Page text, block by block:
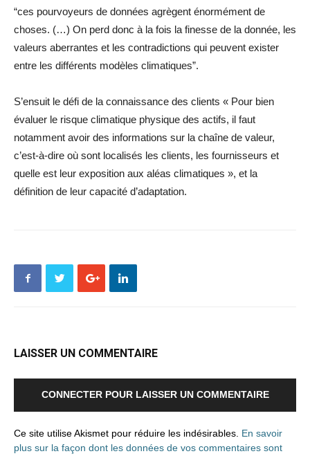
“ces pourvoyeurs de données agrègent énormément de
choses. (…) On perd donc à la fois la finesse de la donnée, les
valeurs aberrantes et les contradictions qui peuvent exister
entre les différents modèles climatiques”.
S’ensuit le défi de la connaissance des clients « Pour bien
évaluer le risque climatique physique des actifs, il faut
notamment avoir des informations sur la chaîne de valeur,
c’est-à-dire où sont localisés les clients, les fournisseurs et
quelle est leur exposition aux aléas climatiques », et la
définition de leur capacité d’adaptation.
LAISSER UN COMMENTAIRE
CONNECTER POUR LAISSER UN COMMENTAIRE
Ce site utilise Akismet pour réduire les indésirables. En savoir
plus sur la façon dont les données de vos commentaires sont